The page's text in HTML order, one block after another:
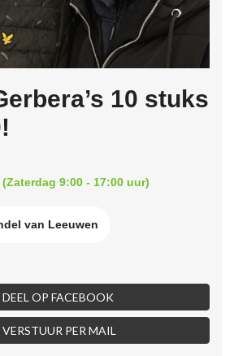
10 stuks
9:00 - 17:00 uur)
van Leeuwen
DEEL OP FACEBOOK
VERSTUUR PER MAIL